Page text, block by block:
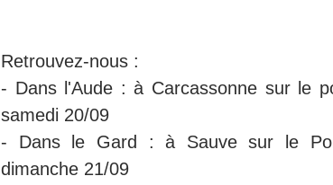
Retrouvez-nous :
- Dans l'Aude : à Carcassonne sur le
samedi 20/09
- Dans le Gard : à Sauve sur le
dimanche 21/09